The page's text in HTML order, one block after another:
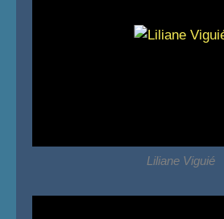
Liliane Viguié